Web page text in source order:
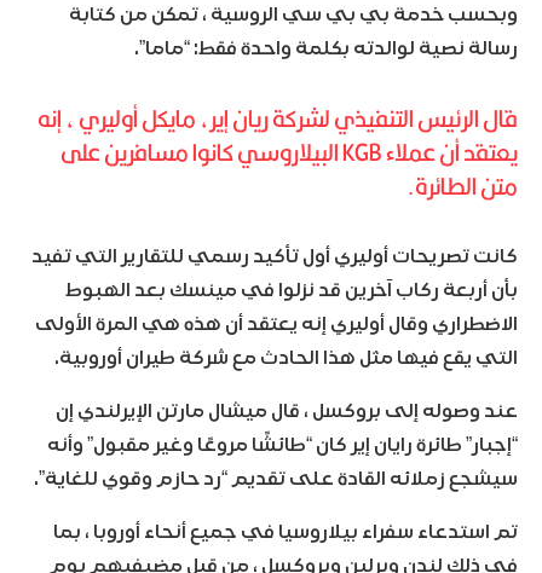
وبحسب خدمة بي بي سي الروسية ، تمكن من كتابة
رسالة نصية لوالدته بكلمة واحدة فقط: “ماما”.
قال الرئيس التنفيذي لشركةريان إير، مايكل أوليري ، إنه
يعتقد أن عملاء KGB البيلاروسي كانوا مسافرين على
متن الطائرة.
كانت تصريحات أوليري أول تأكيد رسمي للتقارير التي تفيد
بأن أربعة ركاب آخرين قد نزلوا في مينسك بعد الهبوط
الاضطراري وقال أوليري إنه يعتقد أن هذه هي المرة الأولى
التي يقع فيها مثل هذا الحادث مع شركة طيران أوروبية.
عند وصوله إلى بروكسل ، قال ميشال مارتن الإيرلندي إن
“إجبار” طائرة رايان إير كان “طائشًا مروعًا وغير مقبول” وأنه
سيشجع زملائه القادة على تقديم “رد حازم وقوي للغاية”.
تم استدعاء سفراء بيلاروسيا في جميع أنحاء أوروبا ، بما
في ذلك لندن وبرلين وبروكسل ، من قبل مضيفيهم يوم